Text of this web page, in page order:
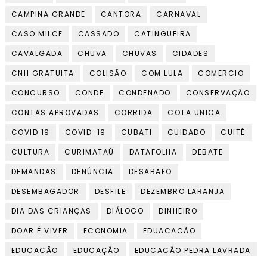
CAMPINA GRANDE
CANTORA
CARNAVAL
CASO MILCE
CASSADO
CATINGUEIRA
CAVALGADA
CHUVA CHUVAS
CIDADES
CNH GRATUITA
COLISÃO COM LULA
COMERCIO
CONCURSO
CONDE CONDENADO
CONSERVAÇÃO
CONTAS APROVADAS
CORRIDA
COTA UNICA
COVID 19
COVID-19 CUBATI CUIDADO
CUITÉ
CULTURA
CURIMATAÚ DATAFOLHA
DEBATE
DEMANDAS
DENÚNCIA
DESABAFO
DESEMBAGADOR
DESFILE
DEZEMBRO LARANJA
DIA DAS CRIANÇAS
DIÁLOGO
DINHEIRO
DOAR É VIVER
ECONOMIA
EDUACACÃO
EDUCACÃO
EDUCAÇÃO
EDUCACÃO PEDRA LAVRADA